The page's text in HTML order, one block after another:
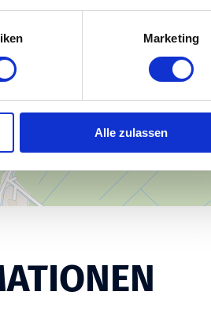
Marketing
Alle zulassen